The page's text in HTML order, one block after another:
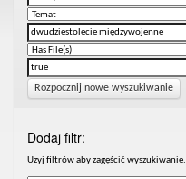
Rozpocznij nowe wyszukiwanie
Dodaj filtr:
Uzyj filtrów aby zagęścić wyszukiwanie.